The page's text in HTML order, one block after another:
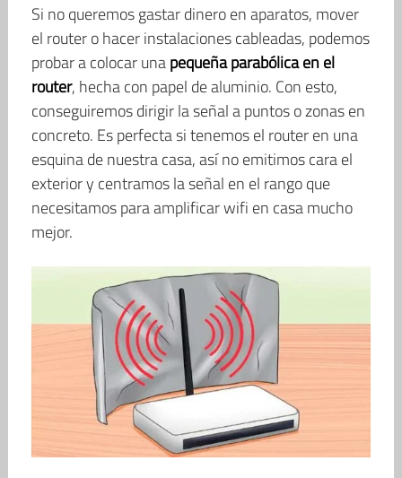
Si no queremos gastar dinero en aparatos, mover
el router o hacer instalaciones cableadas, podemos
probar a colocar unapequeña parabólica en el
router, hecha con papel de aluminio. Con esto,
conseguiremos dirigir la señal a puntos o zonas en
concreto. Es perfecta si tenemos el router en una
esquina de nuestra casa, así no emitimos cara el
exterior y centramos la señal en el rango que
necesitamos para amplificar wifi en casa mucho
mejor.